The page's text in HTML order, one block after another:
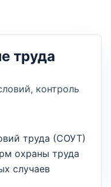
труда
контроль
труда (СОУТ)
охраны труда
случаев